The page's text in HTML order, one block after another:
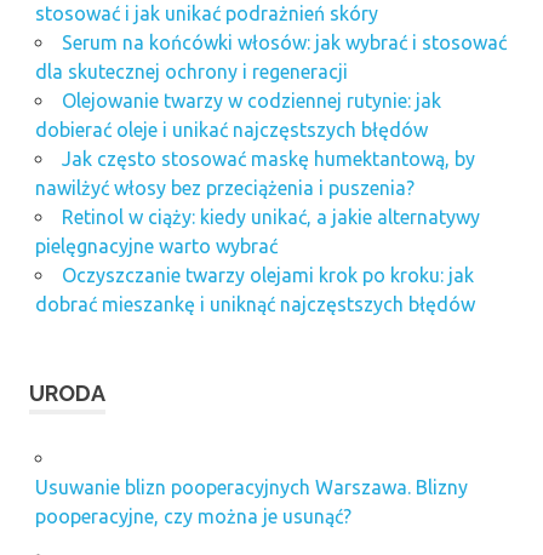
stosować i jak unikać podrażnień skóry
Serum na końcówki włosów: jak wybrać i stosować
dla skutecznej ochrony i regeneracji
Olejowanie twarzy w codziennej rutynie: jak
dobierać oleje i unikać najczęstszych błędów
Jak często stosować maskę humektantową, by
nawilżyć włosy bez przeciążenia i puszenia?
Retinol w ciąży: kiedy unikać, a jakie alternatywy
pielęgnacyjne warto wybrać
Oczyszczanie twarzy olejami krok po kroku: jak
dobrać mieszankę i uniknąć najczęstszych błędów
URODA
Usuwanie blizn pooperacyjnych Warszawa. Blizny
pooperacyjne, czy można je usunąć?